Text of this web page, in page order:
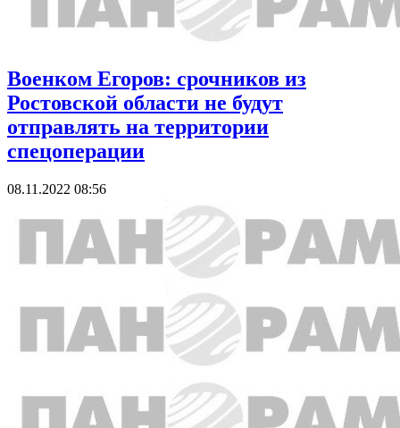
Военком Егоров: срочников из
Ростовской области не будут
отправлять на территории
спецоперации
08.11.2022 08:56